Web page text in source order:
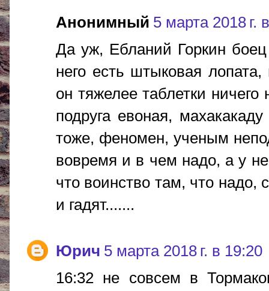
Анонимный 5 марта 2018 г.
Да уж, Ебланий Горкин
него есть штыковая
он тяжелее таблетки
подруга евоная,
тоже, феномен, ученым
вовремя и в чем надо, а у
что воинство там, что надо,
и гадят.......
Юрич 5 марта 2018 г. в 19:20
16:32 не совсем в